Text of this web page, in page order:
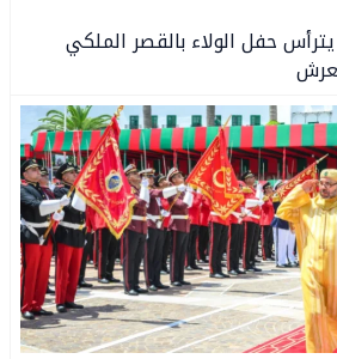
حفل الولاء بالقصر الملكي